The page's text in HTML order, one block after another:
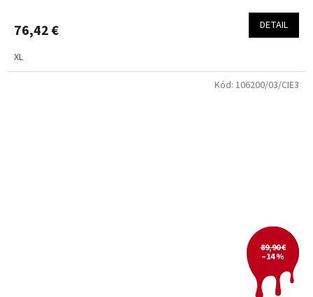
76,42 € DETAIL
XL
89,90 €
–14 %
Kód: 106200/03/CIE3